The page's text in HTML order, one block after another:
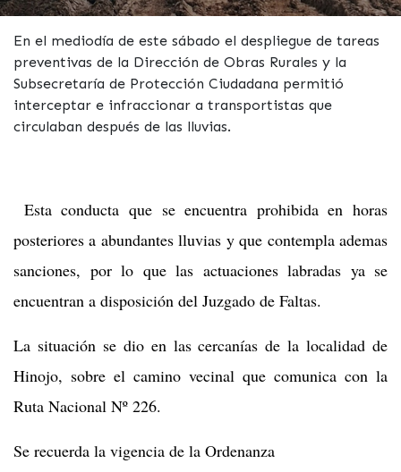
En el mediodía de este sábado el despliegue de tareas
preventivas de la Dirección de Obras Rurales y la
Subsecretaría de Protección Ciudadana permitió
interceptar e infraccionar a transportistas que
circulaban después de las lluvias.
Esta conducta que se encuentra prohibida en horas
posteriores a abundantes lluvias y que contempla ademas
sanciones, por lo que las actuaciones labradas ya se
encuentran a disposición del Juzgado de Faltas.
La situación se dio en las cercanías de la localidad de
Hinojo, sobre el camino vecinal que comunica con la
Ruta Nacional Nº 226.
Se recuerda la vigencia de la Ordenanza